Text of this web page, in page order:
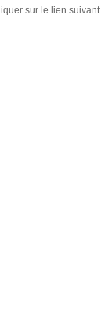
sur le lien suivant